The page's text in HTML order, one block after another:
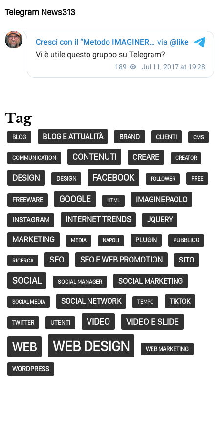
Telegram News313
Tag
BLOG BLOG E ATTUALITÀ BRAND CLIENTI CMS
COMMUNICATION CONTENUTI CREARE CREATOR
DESIGN DESIGN FACEBOOK FOLLOWER FREE
FREEWARE GOOGLE HTML IMAGINEPAOLO
INSTAGRAM INTERNET TRENDS JQUERY
MARKETING MEDIA NAPOLI PLUGIN PUBBLICO
RICERCA SEO SEO E WEB PROMOTION SITO
SOCIAL SOCIAL MANAGER SOCIAL MARKETING
SOCIAL MEDIA SOCIAL NETWORK TEMPO TIKTOK
TWITTER UTENTI VIDEO VIDEO E SLIDE
WEB WEB DESIGN WEB MARKETING
WORDPRESS